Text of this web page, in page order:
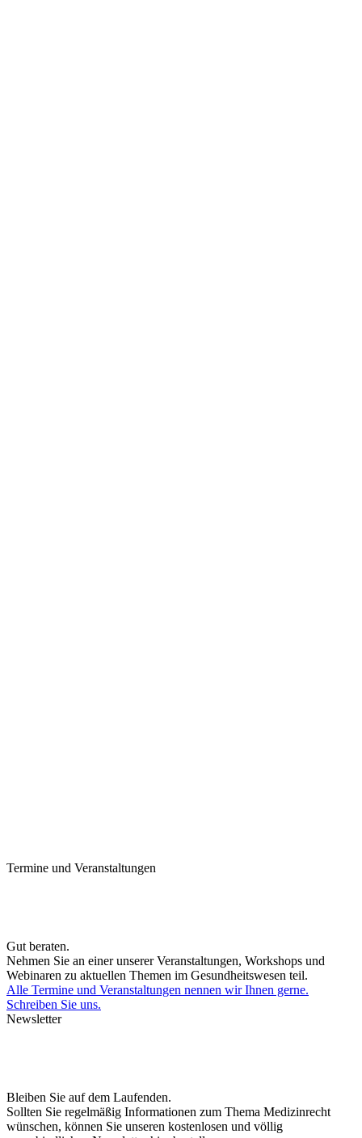
Termine und Veranstaltungen
Gut beraten.
Nehmen Sie an einer unserer Veranstaltungen, Workshops und
Webinaren zu aktuellen Themen im Gesundheitswesen teil.
Alle Termine und Veranstaltungen nennen wir Ihnen gerne.
Schreiben Sie uns.
Newsletter
Bleiben Sie auf dem Laufenden.
Sollten Sie regelmäßig Informationen zum Thema Medizinrecht
wünschen, können Sie unseren kostenlosen und völlig